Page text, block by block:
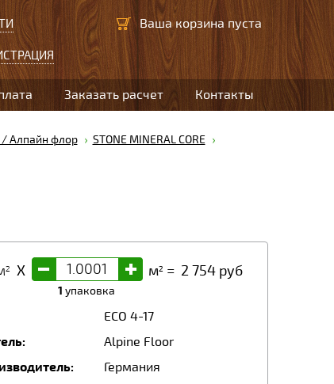
Ваша корзина пуста
Заказать расчет Контакты
Алпайн флор
STONE MINERAL CORE
2 X - +
1 упаковка
м2 = 2 754руб
ЕСО 4-17
Alpine Floor
Германия